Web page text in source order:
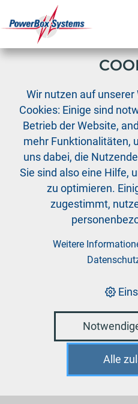
Temperaturfühler 250°C
DIESE
Wir nutzen auf
Cookies: Einige sind
Betrieb der Website,
mehr Funktionalitäten,
uns dabei, die
Sie sind also eine Hilfe,
zu optimieren.
zugestimmt,
Weitere
Alle